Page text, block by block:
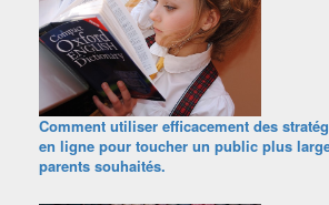
Comment utiliser efficacement des
en ligne pour toucher un public plus
parents souhaités.